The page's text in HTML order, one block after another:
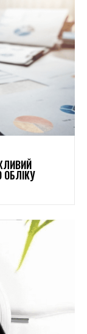
ОБЛІКУ